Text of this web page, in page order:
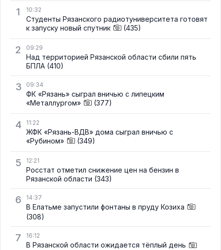
1
10:32
Студенты Рязанского радиотуниверситета готовят
к запуску новый спутник
(435)
2 09:29
Над территорией Рязанской области сбили пять
БПЛА (410)
3 09:34
ФК «Рязань» сыграл вничью с липецким
«Металлургом»
(377)
4 11:22
ЖФК «Рязань-ВДВ» дома сыграл вничью с
«Рубином»
(349)
5 12:21
Росстат отметил снижение цен на бензин в
Рязанской области (343)
6 14:37
В Елатьме запустили фонтаны в пруду Козиха
(308)
7 16:12
В Рязанской области ожидается тёплый день